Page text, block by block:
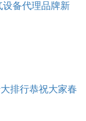
设备代理品牌新
排行恭祝大家春